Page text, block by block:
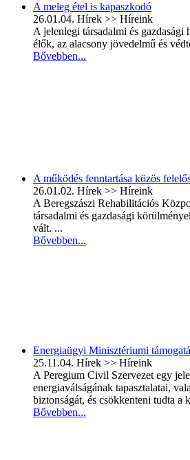
A meleg étel is kapaszkodó
26.01.04. Hírek >> Híreink
A jelenlegi társadalmi és
élők, az alacsony jövedelmű és
Bővebben...
A működés fenntartása közös
26.01.02. Hírek >> Híreink
A Beregszászi Rehabilitációs
társadalmi és gazdasági
vált. ...
Bővebben...
Energiaügyi Minisztériumi
25.11.04. Hírek >> Híreink
A Peregium Civil Szervezet egy
energiaválságának tapasztalatai,
biztonságát, és csökkenteni tudta a
Bővebben...